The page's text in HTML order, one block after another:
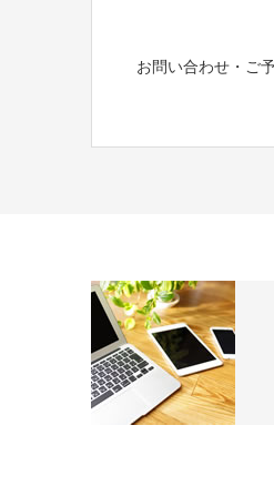
お問い合わせ・ご